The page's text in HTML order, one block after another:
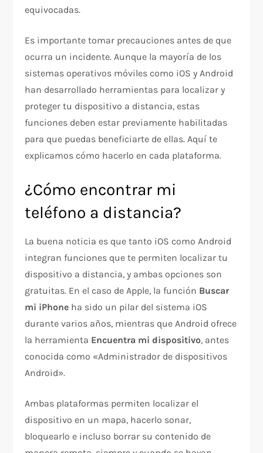
equivocadas.
Es importante tomar precauciones antes de que
ocurra un incidente. Aunque la mayoría de los
sistemas operativos móviles como iOS y Android
han desarrollado herramientas para localizar y
proteger tu dispositivo a distancia, estas
funciones deben estar previamente habilitadas
para que puedas beneficiarte de ellas. Aquí te
explicamos cómo hacerlo en cada plataforma.
¿Cómo encontrar mi
teléfono a distancia?
La buena noticia es que tanto iOS como Android
integran funciones que te permiten localizar tu
dispositivo a distancia, y ambas opciones son
gratuitas. En el caso de Apple, la función Buscar
mi iPhone ha sido un pilar del sistema iOS
durante varios años, mientras que Android ofrece
la herramienta Encuentra mi dispositivo, antes
conocida como «Administrador de dispositivos
Android».
Ambas plataformas permiten localizar el
dispositivo en un mapa, hacerlo sonar,
bloquearlo e incluso borrar su contenido de